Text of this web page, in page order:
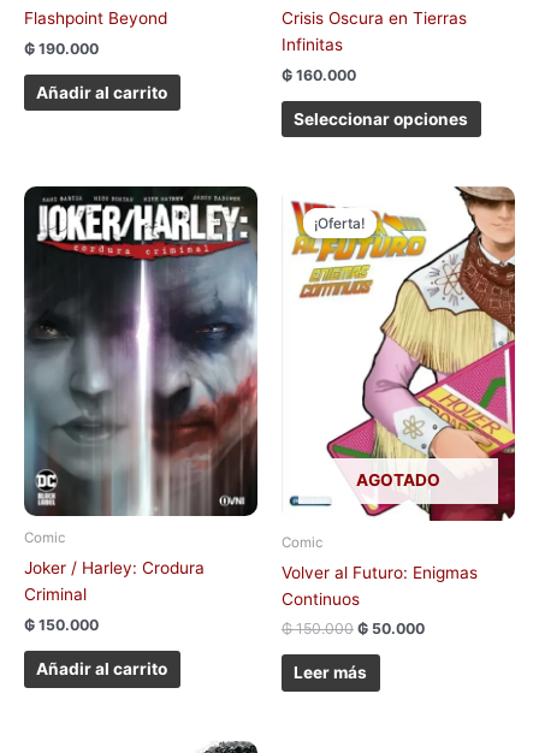
Flashpoint Beyond
₲ 190.000
Añadir al carrito
Crisis Oscura en Tierras
Infinitas
₲ 160.000
Seleccionar opciones
Comic
Joker / Harley: Crodura
Criminal
₲ 150.000
Añadir al carrito
¡Oferta!
AGOTADO
¡Oferta!
Comic
Volver al Futuro: Enigmas
Continuos
₲150.000
precio
original
era:
₲ 150.000.
₲ 50.000
precio
actual
es:
₲ 50.000.
Leer más